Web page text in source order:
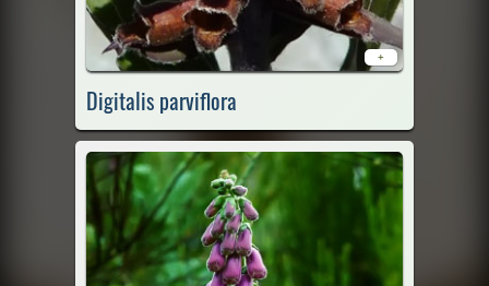
+
Digitalis parviflora